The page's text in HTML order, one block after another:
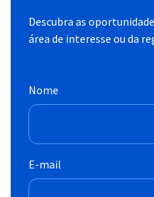
Descubra as
área de interesse ou da
Nome
E-mail